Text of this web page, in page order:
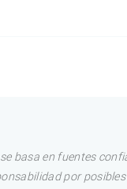
basa en fuentes
por